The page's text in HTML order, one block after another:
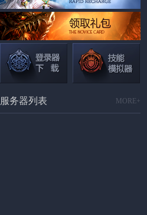
MORE+
服务器列表